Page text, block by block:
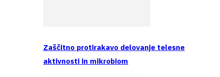
Zaščitno protirakavo delovanje telesne
aktivnosti in mikrobiom